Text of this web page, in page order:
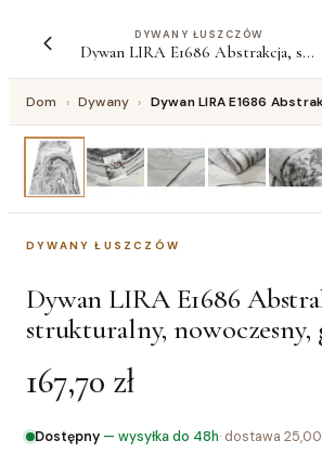
DYWANY ŁUSZCZÓW
Dywan LIRA E1686 Abstrakcja, strukturalny, nowoczesny, glamour
Dom › Dywany › Dywan LIRA E1686
DYWANY ŁUSZCZÓW
Dywan LIRA E1686
strukturalny,
167,70 zł
Dostępny — wysyłka do 48h· dostawa 25,00